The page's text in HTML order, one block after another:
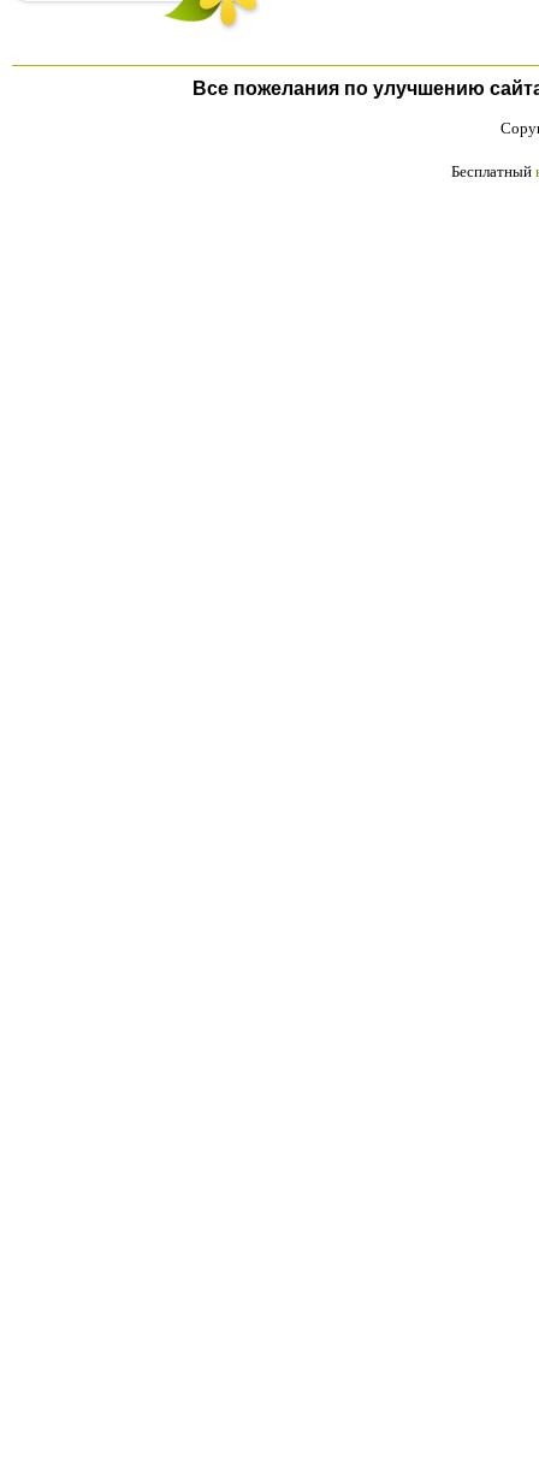
Все пожелания по улучшению
Бесплатный